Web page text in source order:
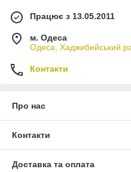
Працює з 13.05.2011
м. Одеса
Одеса, Хаджибейський
Контакти
Про нас
Контакти
Доставка та оплата